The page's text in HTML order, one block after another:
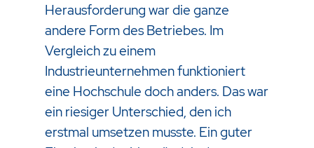
Herausforderung war die ganze
andere Form des Betriebes. Im
Vergleich zu einem
Industrieunternehmen funktioniert
eine Hochschule doch anders. Das war
ein riesiger Unterschied, den ich
erstmal umsetzen musste. Ein guter